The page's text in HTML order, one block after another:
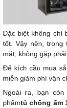
Đặc biệt không chỉ
tốt. Vậy nên,
mặt, không gặp
Để kích cầu mua
miễn giảm phí vận
Ngoài ra, bạn
phẩmtủ chống ẩm